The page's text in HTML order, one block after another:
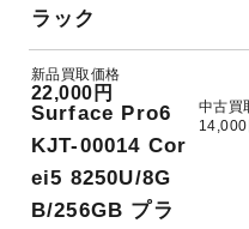
ラック
Surface Pro6
KJT-00014 Cor
ei5 8250U/8G
B/256GB プラ
新品買取価格
22,000円
中古買